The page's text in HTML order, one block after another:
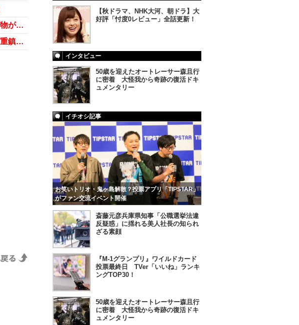
フジテレビドラマ『バチスタ』打ち上げ盛り上がらず「計算できるシリーズ物がまた消える……」
キムタク『安堂ロイド』がヤバい……『半沢』打ち上げに現れたジャニーズ重鎮もピリピリムード
【秋ドラマ、NHK大河、朝ドラ】大
好評「忖度0レビュー」全話更新！
インタビュー
50歳を迎えたオートレーサー森且行
に密着 大怪我から奇跡の復活ドキ
ュメンタリー
イチオシ記事
お笑いトリオ・鬼ヶ島解散？投票アプリ「TIPSTAR」
がファン交流イベント開催
斎藤元彦兵庫県知事「公職選挙法違
反疑惑」に揺れる美人社長の知られ
ざる素顔
『M-1グランプリ』ワイルドカード
投票最終日 TVer「いいね」ランキ
ングTOP30！
50歳を迎えたオートレーサー森且行
に密着 大怪我から奇跡の復活ドキ
ュメンタリー